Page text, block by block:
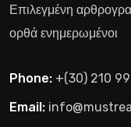
Επιλεγμένη
ορθά ενημερωμένοι
Phone: +(30) 210
Email: